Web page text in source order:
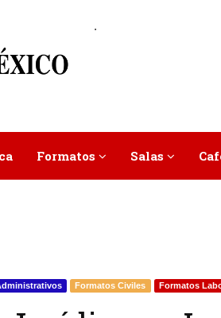
.
Formatos Salas
Formatos Civiles Formatos